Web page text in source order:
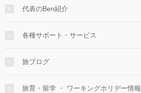
代表のBen紹介
各種サポート・サービス
旅ブログ
旅育・留学 ・ ワーキングホリデー情報